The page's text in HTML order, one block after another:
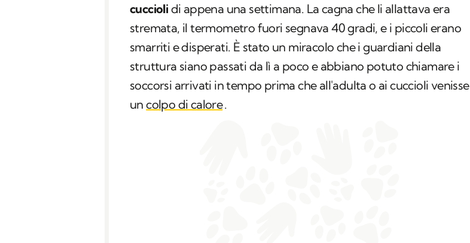
cuccioli di appena una settimana. La cagna che li allattava era
stremata, il termometro fuori segnava 40 gradi, e i piccoli erano
smarriti e disperati. È stato un miracolo che i guardiani della
struttura siano passati da lì a poco e abbiano potuto chiamare i
soccorsi arrivati in tempo prima che all'adulta o ai cuccioli venisse
uncolpo di calore.